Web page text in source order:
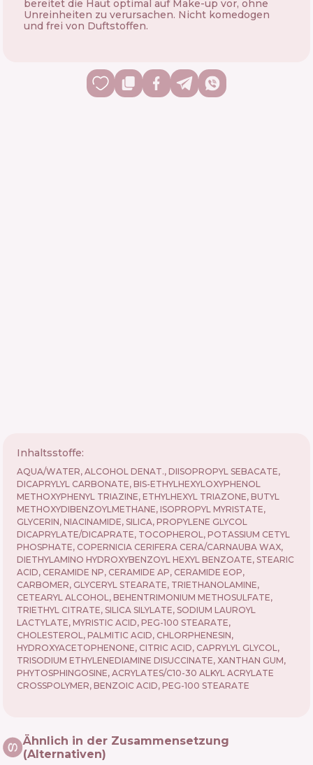
bereitet die Haut optimal auf Make-up vor, ohne
Unreinheiten zu verursachen. Nicht komedogen
und frei von Duftstoffen.
Inhaltsstoffe:
AQUA/WATER, ALCOHOL DENAT., DIISOPROPYL SEBACATE,
DICAPRYLYL CARBONATE, BIS-ETHYLHEXYLOXYPHENOL
METHOXYPHENYL TRIAZINE, ETHYLHEXYL TRIAZONE, BUTYL
METHOXYDIBENZOYLMETHANE, ISOPROPYL MYRISTATE,
GLYCERIN, NIACINAMIDE, SILICA, PROPYLENE GLYCOL
DICAPRYLATE/DICAPRATE, TOCOPHEROL, POTASSIUM CETYL
PHOSPHATE, COPERNICIA CERIFERA CERA/CARNAUBA WAX,
DIETHYLAMINO HYDROXYBENZOYL HEXYL BENZOATE, STEARIC
ACID, CERAMIDE NP, CERAMIDE AP, CERAMIDE EOP,
CARBOMER, GLYCERYL STEARATE, TRIETHANOLAMINE,
CETEARYL ALCOHOL, BEHENTRIMONIUM METHOSULFATE,
TRIETHYL CITRATE, SILICA SILYLATE, SODIUM LAUROYL
LACTYLATE, MYRISTIC ACID, PEG-100 STEARATE,
CHOLESTEROL, PALMITIC ACID, CHLORPHENESIN,
HYDROXYACETOPHENONE, CITRIC ACID, CAPRYLYL GLYCOL,
TRISODIUM ETHYLENEDIAMINE DISUCCINATE, XANTHAN GUM,
PHYTOSPHINGOSINE, ACRYLATES/C10-30 ALKYL ACRYLATE
CROSSPOLYMER, BENZOIC ACID, PEG-100 STEARATE
Ähnlich in der Zusammensetzung
(Alternativen)